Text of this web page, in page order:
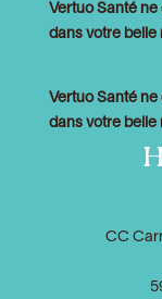
Vertuo Santé
dans votre belle
Vertuo Santé
dans votre belle
CC